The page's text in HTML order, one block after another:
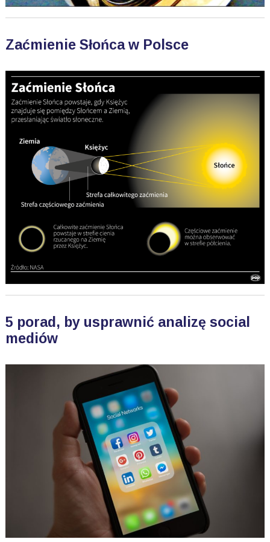
Zaćmienie Słońca w Polsce
5 porad, by usprawnić analizę social
mediów